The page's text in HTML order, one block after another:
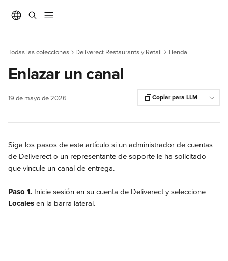
Todas las colecciones Deliverect Restaurants y Retail Tienda
Enlazar un canal
19 de mayo de 2026 Copiar para LLM
Siga los pasos de este artículo si un administrador de cuentas
de Deliverect o un representante de soporte le ha solicitado
que vincule un canal de entrega.
Paso 1. Inicie sesión en su cuenta de Deliverect y seleccione
Locales en la barra lateral.